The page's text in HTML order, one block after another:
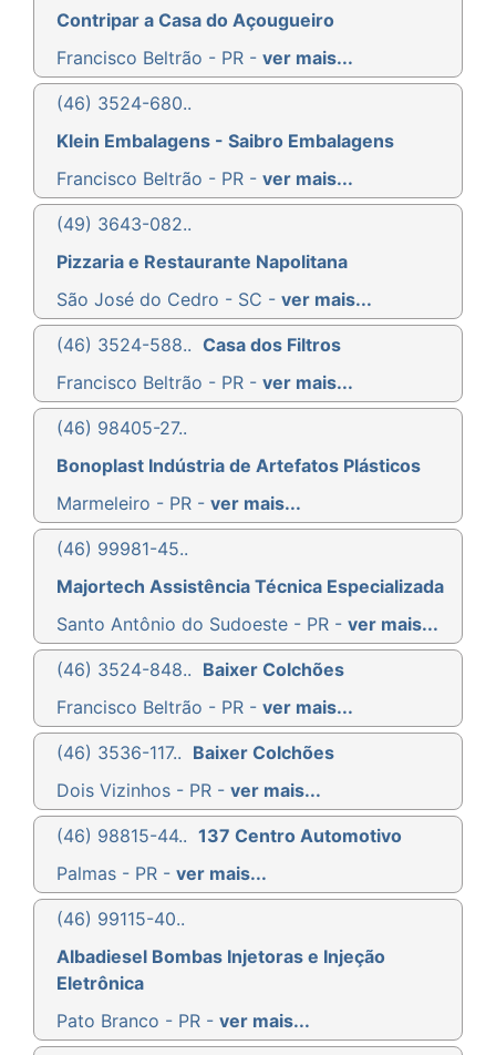
Contripar a Casa do Açougueiro
Francisco Beltrão - PR - ver mais...
(46) 3524-680..
Klein Embalagens - Saibro Embalagens
Francisco Beltrão - PR - ver mais...
(49) 3643-082..
Pizzaria e Restaurante Napolitana
São José do Cedro - SC - ver mais...
(46) 3524-588.. Casa dos Filtros
Francisco Beltrão - PR - ver mais...
(46) 98405-27..
Bonoplast Indústria de Artefatos Plásticos
Marmeleiro - PR - ver mais...
(46) 99981-45..
Majortech Assistência Técnica Especializada
Santo Antônio do Sudoeste - PR - ver mais...
(46) 3524-848.. Baixer Colchões
Francisco Beltrão - PR - ver mais...
(46) 3536-117.. Baixer Colchões
Dois Vizinhos - PR - ver mais...
(46) 98815-44.. 137 Centro Automotivo
Palmas - PR - ver mais...
(46) 99115-40..
Albadiesel Bombas Injetoras e Injeção
Eletrônica
Pato Branco - PR - ver mais...